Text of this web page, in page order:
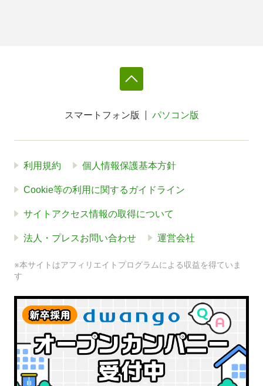
スマートフォン版 パソコン版
利用規約 個人情報保護基本方針
Cookie等の利用に関するガイドライン
サイトアクセス情報の取得について
法人・プレスお問い合わせ 運営会社
※本サイトはアフィリエイトプログラムによる収益を得ていま
す